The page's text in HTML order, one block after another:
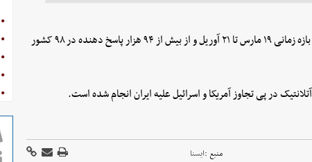
این نظرسنجی توسط شرکت نظرسنجی «نیرا دیتا» در بازه زمانی ۱۹ مارس تا ۲۱ آوریل و از بیش از ۹۴ هزار پاسخ دهنده در ۹۸ کشور
در پی تجاوز آمریکا و اسرائیل علیه ایران انجام شده است.
منبع :ايسنا